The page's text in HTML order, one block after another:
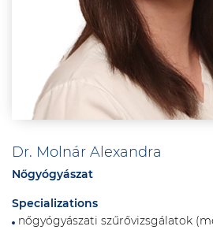
Dr. Molnár Alexandra
Nőgyógyászat
Specializations
nőgyógyászati szűrővizsgálatok